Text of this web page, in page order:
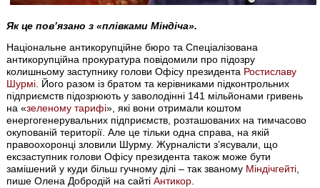
Як це пов’язано з «плівками Міндіча».
Національне антикорупційне бюро та Спеціалізована
антикорупційна прокуратура повідомили про підозру
колишньому заступнику голови Офісу президента Ростиславу
Шурмі . Його разом із братом та керівниками підконтрольних
підприємств підозрюють у заволодінні 141 мільйонами гривень
на «зеленому тарифі», які вони отримали коштом
енергогенерувальних підприємств, розташованих на тимчасово
окупованій території. Але це тільки одна справа, на якій
правоохоронці зловили Шурму. Журналісти з’ясували, що
ексзаступник голови Офісу президента також може бути
замішений у куди більш гучному ділі – так званому Міндічгейті
пише Олена Добродій на сайтіАнтикор